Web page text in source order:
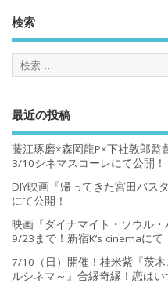
検索
最近の投稿
藤江琢磨×森岡龍P×下社敦郎監
3/10シネマスコーレにて公開！
DIY映画『帰ってきた宮田バス
にて公開！
映画『ダイナマイト・ソウル・
9/23まで！新宿K’s cinemaにて
7/10（日）開催！桂米紫『茨
ルシネマ～』合縁奇縁！恋は